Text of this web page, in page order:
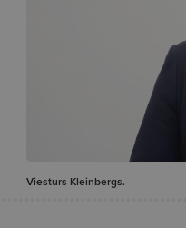
Viesturs Kleinbergs.